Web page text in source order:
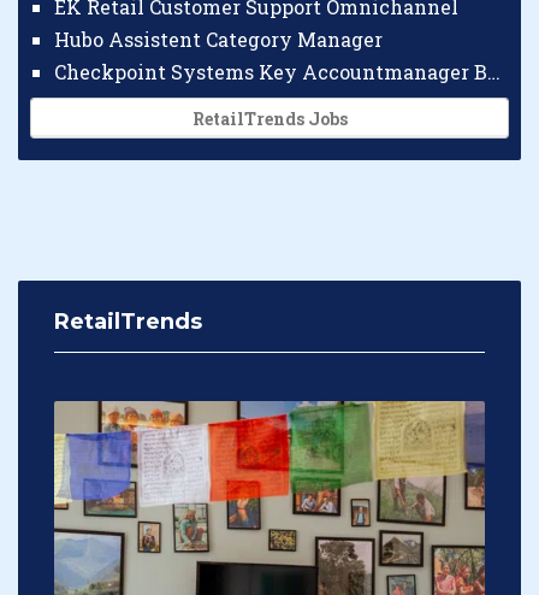
EK Retail Customer Support Omnichannel
Hubo Assistent Category Manager
Checkpoint Systems Key Accountmanager Benelux
RetailTrends Jobs
RetailTrends